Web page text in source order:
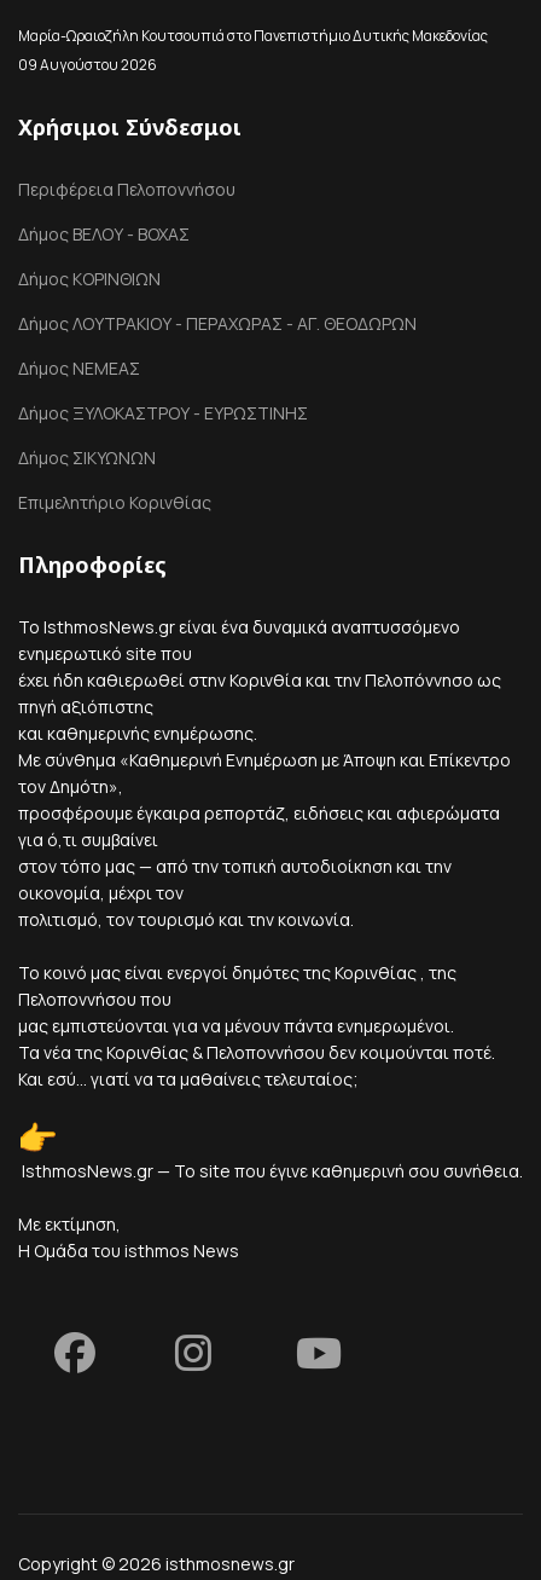
Μαρία-Ωραιοζήλη Κουτσουπιά στο Πανεπιστήμιο Δυτικής Μακεδονίας
09 Αυγούστου 2026
Χρήσιμοι Σύνδεσμοι
Περιφέρεια Πελοποννήσου
Δήμος ΒΕΛΟΥ - ΒΟΧΑΣ
Δήμος ΚΟΡΙΝΘΙΩΝ
Δήμος ΛΟΥΤΡΑΚΙΟΥ - ΠΕΡΑΧΩΡΑΣ - ΑΓ. ΘΕΟΔΩΡΩΝ
Δήμος ΝΕΜΕΑΣ
Δήμος ΞΥΛΟΚΑΣΤΡΟΥ - ΕΥΡΩΣΤΙΝΗΣ
Δήμος ΣΙΚΥΩΝΩΝ
Επιμελητήριο Κορινθίας
Πληροφορίες
Το IsthmosNews.gr είναι ένα δυναμικά αναπτυσσόμενο
ενημερωτικό site που
έχει ήδη καθιερωθεί στην Κορινθία και την Πελοπόννησο ως
πηγή αξιόπιστης
και καθημερινής ενημέρωσης.
Με σύνθημα «Καθημερινή Ενημέρωση με Άποψη και Επίκεντρο
τον Δημότη»,
προσφέρουμε έγκαιρα ρεπορτάζ, ειδήσεις και αφιερώματα
για ό,τι συμβαίνει
στον τόπο μας — από την τοπική αυτοδιοίκηση και την
οικονομία, μέχρι τον
πολιτισμό, τον τουρισμό και την κοινωνία.
Το κοινό μας είναι ενεργοί δημότες της Κορινθίας , της
Πελοποννήσου που
μας εμπιστεύονται για να μένουν πάντα ενημερωμένοι.
Τα νέα της Κορινθίας & Πελοποννήσου δεν κοιμούνται ποτέ.
Και εσύ... γιατί να τα μαθαίνεις τελευταίος;
IsthmosNews.gr — Το site που έγινε καθημερινή σου συνήθεια.
Με εκτίμηση,
Η Ομάδα του isthmos News
Copyright © 2026 isthmosnews.gr